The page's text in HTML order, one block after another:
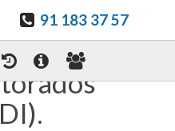
91 183 37 57